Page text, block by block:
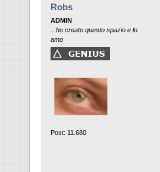
Robs
ADMIN
...ho creato questo spazio e lo
amo
Post: 11.680